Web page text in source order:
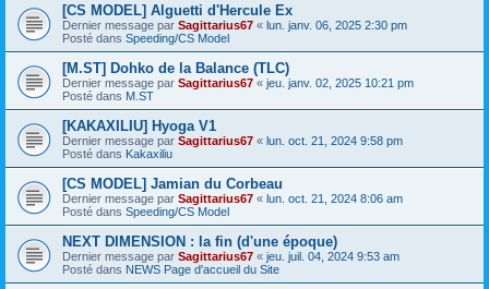
[CS MODEL] Alguetti d'Hercule Ex
Dernier message par Sagittarius67 « lun. janv. 06, 2025 2:30 pm
Posté dans Speeding/CS Model
[M.ST] Dohko de la Balance (TLC)
Dernier message par Sagittarius67 « jeu. janv. 02, 2025 10:21 pm
Posté dans M.ST
[KAKAXILIU] Hyoga V1
Dernier message par Sagittarius67 « lun. oct. 21, 2024 9:58 pm
Posté dans Kakaxiliu
[CS MODEL] Jamian du Corbeau
Dernier message par Sagittarius67 « lun. oct. 21, 2024 8:06 am
Posté dans Speeding/CS Model
NEXT DIMENSION : la fin (d'une époque)
Dernier message par Sagittarius67 « jeu. juil. 04, 2024 9:53 am
Posté dans NEWS Page d'accueil du Site